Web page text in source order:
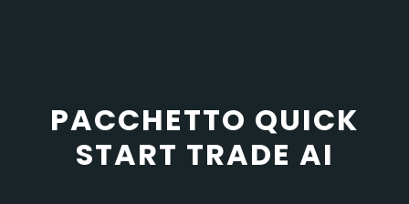
PACCHETTO QUICK
START TRADE AI